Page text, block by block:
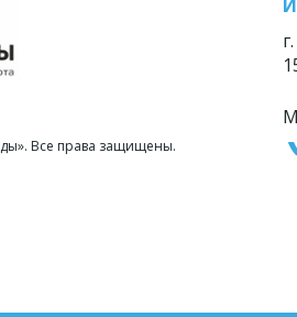
Все права защищены.